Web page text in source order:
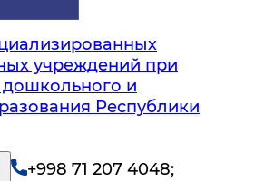
учреждений при
дошкольного и
Республики
+998 71 207 4048;